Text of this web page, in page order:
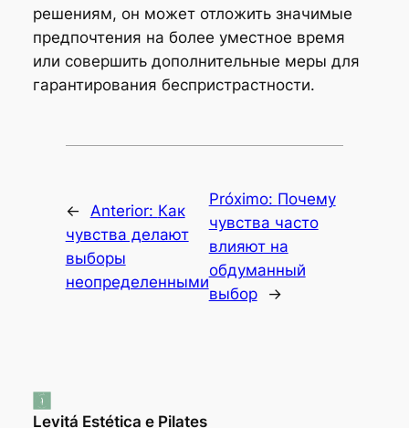
решениям, он может отложить значимые
предпочтения на более уместное время
или совершить дополнительные меры для
гарантирования беспристрастности.
← Anterior: Как
чувства делают
выборы
неопределенными
Próximo: Почему
чувства часто
влияют на
обдуманный
выбор
→
Levitá Estética e Pilates